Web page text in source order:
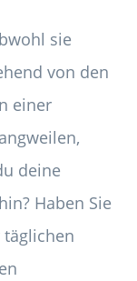
sie
von den
einer
deine
Haben Sie